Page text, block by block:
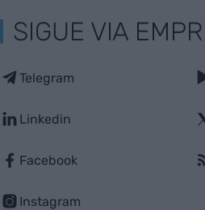
SIGUE VIA
Telegram
Linkedin
Facebook
Instagram